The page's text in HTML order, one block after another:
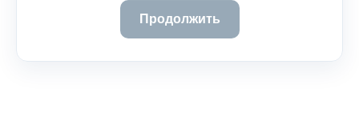
Продолжить